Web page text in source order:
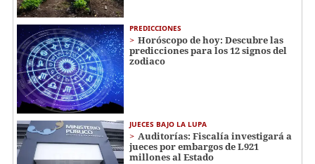
PREDICCIONES
Horóscopo de hoy: Descubre las
predicciones para los 12 signos del
zodiaco
JUECES BAJO LA LUPA
Auditorías: Fiscalía investigará a
jueces por embargos de L921
millones al Estado